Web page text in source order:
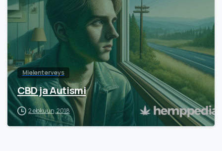
Mielenterveys
CBD ja Autismi
2 elokuun, 2018